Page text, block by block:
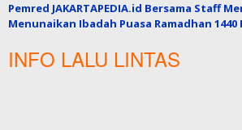
Pemred JAKARTAPEDIA.id Bersama Staff
Menunaikan Ibadah Puasa Ramadhan 1440
INFO LALU LINTAS